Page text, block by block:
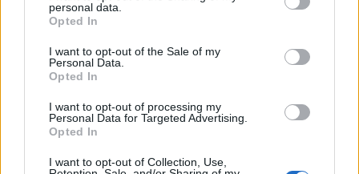
grant or deny consent to Google and its third-party tags to
use your data for below specified purposes in below Google
consent section.
personal data.
Opted In
I want to opt-out of the Sale of my
Personal Data.
Opted In
I want to opt-out of processing my
Personal Data for Targeted Advertising.
Opted In
I want to opt-out of Collection, Use,
Santorini görög káposzta salátái
Káposztasaláta répával és olajbogyóval görög
hangulatú oregánovalKáposztasalátát kértem egy
családias hangulatú tavernában, és olyan finom volt,
hogy honosítottam idehaza.A fejes káposztát vékony
csíkokra kell vágni, és besózva hagyni egy fél órát.